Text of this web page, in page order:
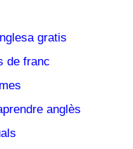
gratis
de franc
anglès